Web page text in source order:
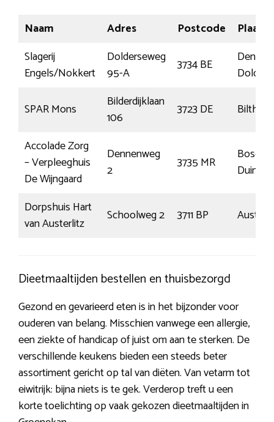
Naam Adres Postcode
Plaats
Slagerij
Engels/Nokkert
Dolderseweg
95-A
3734 BE
Den
Dolder
SPAR Mons
Bilderdijklaan
106
3723 DE
Accolade Zorg
– Verpleeghuis
De Wijngaard
Dennenweg
2
3735 MR
Bosch
Duin
Dorpshuis Hart
van Austerlitz
Schoolweg 2 3711 BP
Dieetmaaltijden bestellen en thuisbezorgd
Gezond en gevarieerd eten is in het bijzonder voor
ouderen van belang. Misschien vanwege een allergie,
een ziekte of handicap of juist om aan te sterken. De
verschillende keukens bieden een steeds beter
assortiment gericht op tal van diëten. Van vetarm tot
eiwitrijk: bijna niets is te gek. Verderop treft u een
korte toelichting op vaak gekozen dieetmaaltijden in